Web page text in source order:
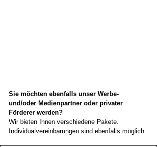
Sie möchten ebenfalls unser Werbe-
und/oder Medienpartner oder privater
Förderer werden?
Wir bieten Ihnen verschiedene Pakete.
Individualvereinbarungen sind ebenfalls möglich.